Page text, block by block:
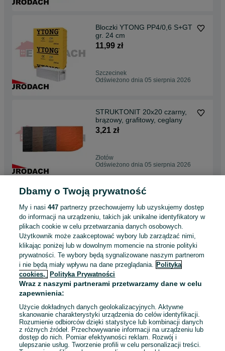
Bloczki YTONG PP4/0,6 S+GT
gr. 24 cm
11,99 zł
Szczecinek
Odświeżono dnia 05 sierpnia 2026
STRUKTONIT 20x20 czarny,
brązowy, grafitowy, ceglany
3,21 zł
Złotów
Odświeżono dnia 05 sierpnia 2026
Dachówka ceramiczna
Creaton CANTUS Nuance
czarna matowa angobowana
4,81 zł
Wałcz
Odświeżono dnia 05 sierpnia 2026
Dachówka ceramiczna
Creaton SIMPLA, wszystkie
Wągrowiec
Odświeżono dnia 05 sierpnia 2026
Dbamy o Twoją prywatność
My i nasi447 partnerzy przechowujemy lub uzyskujemy dostęp
do informacji na urządzeniu, takich jak unikalne identyfikatory w
plikach cookie w celu przetwarzania danych osobowych.
Użytkownik może zaakceptować wybory lub zarządzać nimi,
klikając poniżej lub w dowolnym momencie na stronie polityki
prywatności. Te wybory będą sygnalizowane naszym partnerom
i nie będą miały wpływu na dane przeglądania. Polityka
cookies,
Polityka Prywatności
Wraz z naszymi partnerami przetwarzamy dane w celu
zapewnienia:
Użycie dokładnych danych geolokalizacyjnych. Aktywne
skanowanie charakterystyki urządzenia do celów identyfikacji.
Rozumienie odbiorców dzięki statystyce lub kombinacji danych
z różnych źródeł. Przechowywanie informacji na urządzeniu lub
dostęp do nich. Pomiar efektywności reklam. Rozwój i
ulepszanie usług. Tworzenie profili w celu personalizacji treści.